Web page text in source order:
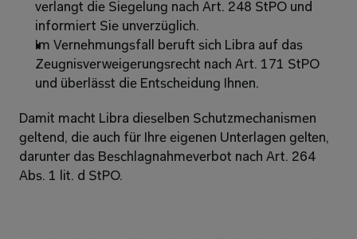
verlangt die Siegelung nach Art. 248 StPO und
informiert Sie unverzüglich.
Im Vernehmungsfall beruft sich Libra auf das
Zeugnisverweigerungsrecht nach Art. 171 StPO
und überlässt die Entscheidung Ihnen.
Damit macht Libra dieselben Schutzmechanismen
geltend, die auch für Ihre eigenen Unterlagen gelten,
darunter das Beschlagnahmeverbot nach Art. 264
Abs. 1 lit. d StPO.